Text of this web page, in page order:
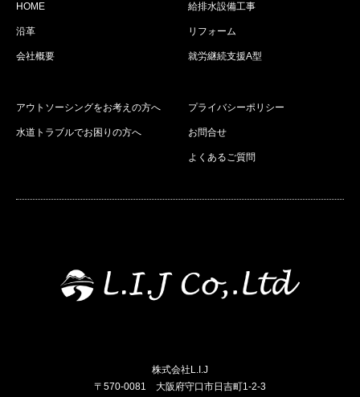
HOME
沿革
会社概要
給排水設備工事
リフォーム
就労継続支援A型
アウトソーシングをお考えの方へ
水道トラブルでお困りの方へ
プライバシーポリシー
お問合せ
よくあるご質問
株式会社L.I.J
〒570-0081 大阪府守口市日吉町1-2-3